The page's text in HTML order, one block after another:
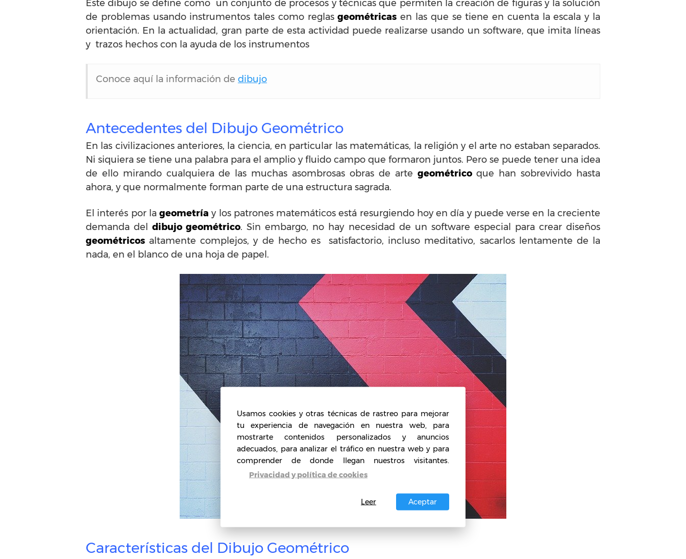
Este dibujo se define como un conjunto de procesos y técnicas que permiten la creación de figuras y la solución
de problemas usando instrumentos tales como reglasgeométricas en las que se tiene en cuenta la escala y la
orientación. En la actualidad, gran parte de esta actividad puede realizarse usando un software, que imita líneas
y trazos hechos con la ayuda de los instrumentos
Conoce aquí la información de dibujo
Antecedentes del Dibujo Geométrico
En las civilizaciones anteriores, la ciencia, en particular las matemáticas, la religión y el arte no estaban separados.
Ni siquiera se tiene una palabra para el amplio y fluido campo que formaron juntos. Pero se puede tener una idea
de ello mirando cualquiera de las muchas asombrosas obras de arte geométricoque han sobrevivido hasta
ahora, y que normalmente forman parte de una estructura sagrada.
El interés por lageometría y los patrones matemáticos está resurgiendo hoy en día y puede verse en la creciente
demanda deldibujo geométrico. Sin embargo, no hay necesidad de un software especial para crear diseños
geométricos altamente complejos, y de hecho es satisfactorio, incluso meditativo, sacarlos lentamente de la
nada, en el blanco de una hoja de papel.
Características del Dibujo Geométrico
Usamos cookies y otras técnicas de rastreo para mejorar
tu experiencia de navegación en nuestra web, para
mostrarte contenidos personalizados y anuncios
adecuados, para analizar el tráfico en nuestra web y para
comprender de donde llegan nuestros visitantes.
Privacidad y política de cookies
Aceptar
Leer